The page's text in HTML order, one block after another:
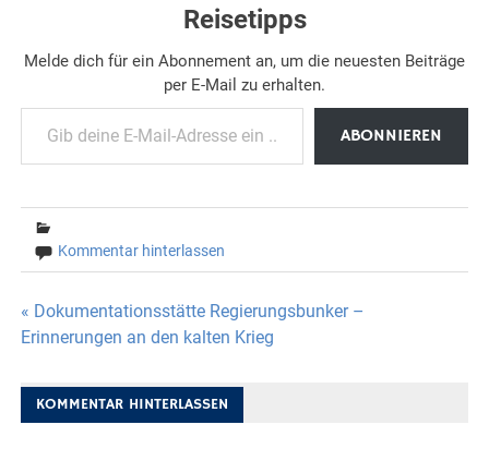
Reisetipps
Melde dich für ein Abonnement an, um die neuesten Beiträge
per E-Mail zu erhalten.
Gib deine E-Mail-Adresse ein ...
ABONNIEREN
Kommentar hinterlassen
Beitragsnavigation
« Dokumentationsstätte Regierungsbunker –
Erinnerungen an den kalten Krieg
KOMMENTAR HINTERLASSEN